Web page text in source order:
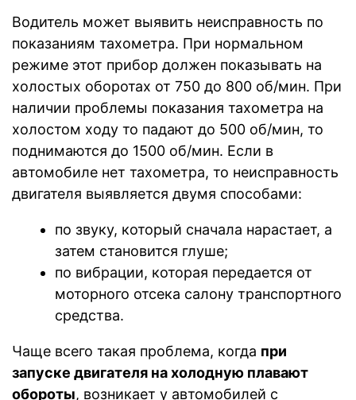
Водитель может выявить неисправность по
показаниям тахометра. При нормальном
режиме этот прибор должен показывать на
холостых оборотах от 750 до 800 об/мин. При
наличии проблемы показания тахометра на
холостом ходу то падают до 500 об/мин, то
поднимаются до 1500 об/мин. Если в
автомобиле нет тахометра, то неисправность
двигателя выявляется двумя способами:
по звуку, который сначала нарастает, а
затем становится глуше;
по вибрации, которая передается от
моторного отсека салону транспортного
средства.
Чаще всего такая проблема, когда при
запуске двигателя на холодную плавают
обороты, возникает у автомобилей с